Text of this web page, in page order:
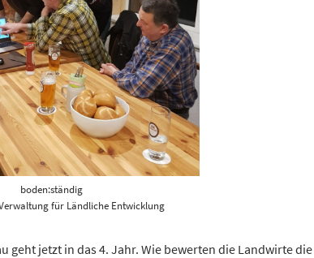
boden:ständig
für Ländliche Entwicklung
jetzt in das 4. Jahr. Wie bewerten die Landwirte